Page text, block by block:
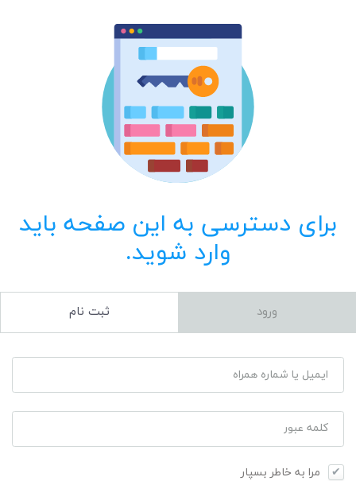
برای دسترسی به این صفحه باید
وارد شوید.
ورود ثبت نام
ایمیل یا شماره همراه
کلمه عبور
مرا به خاطر بسپار